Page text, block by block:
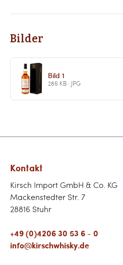
Bilder
Bild 1
285 KB · JPG
Kontakt
Kirsch Import GmbH & Co. KG
Mackenstedter Str. 7
28816 Stuhr
+49 (0)4206 30 53 6 - 0
info@kirschwhisky.de